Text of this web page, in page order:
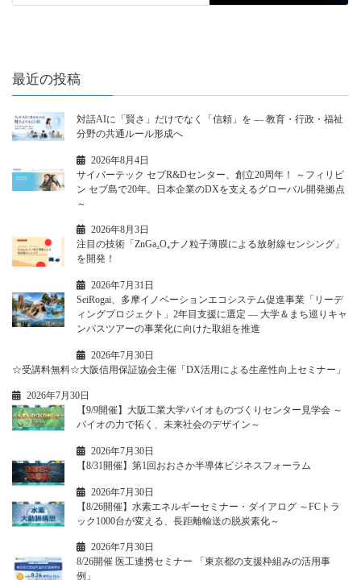
最近の投稿
対話AIに「賢さ」だけでなく「信頼」を ― 教育・行政・福祉
分野の共通ルール形成へ
2026年8月4日
サイバーテック セブR&Dセンター、創立20周年！ ～フィリピ
ン セブ島で20年。日本企業のDXを支えるグローバル開発拠点
～
2026年8月3日
注目の技術「ZnGa₂O₄ナノ粒子薄膜による放射線センシング」
を開発！
2026年7月31日
SeiRogai、多摩イノベーションエコシステム促進事業「リーデ
ィングプロジェクト」2年目支援に選定 ― 大学＆まち巡りキャ
ンパスツアーの事業化に向けた取組を推進
2026年7月30日
☆受講料無料☆大阪信用保証協会主催「DX活用による生産性向上セミナー」
2026年7月30日
【9/9開催】大阪工業大学バイオものづくりセンター見学会 ～
バイオの力で拓く、未来社会のデザイン～
2026年7月30日
【8/31開催】第1回おおさか半導体ビジネスフォーラム
2026年7月30日
【8/26開催】水素エネルギーセミナー・ダイアログ ～FCトラ
ック1000台が変える、長距離輸送の脱炭素化～
2026年7月30日
8/26開催 医工連携セミナー 「東京都の支援枠組みの活用事
例」